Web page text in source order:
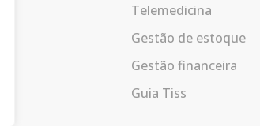
Telemedicina
Gestão de estoque
Gestão financeira
Guia Tiss